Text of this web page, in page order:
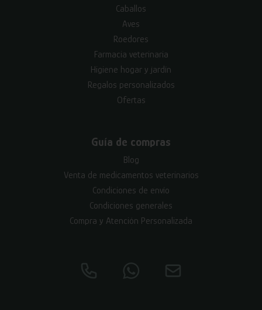
Caballos
Aves
Roedores
Farmacia veterinaria
Higiene hogar y jardín
Regalos personalizados
Ofertas
Guía de compras
Blog
Venta de medicamentos veterinarios
Condiciones de envío
Condiciones generales
Compra y Atención Personalizada